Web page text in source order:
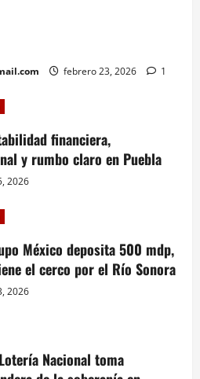
febrero 23, 2026 1
financiera,
y rumbo claro en Puebla
2026
México deposita 500 mdp,
el cerco por el Río Sonora
2026
Nacional toma